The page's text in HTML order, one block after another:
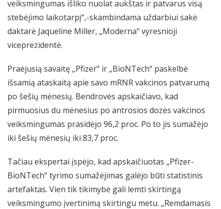
veiksmingumas išliko nuolat aukštas ir patvarus visą
stebėjimo laikotarpį“,-skambindama uždarbiui sakė
daktarė Jaqueline Miller, „Moderna“ vyresnioji
viceprezidentė.
Praėjusią savaitę „Pfizer“ ir „BioNTech“ paskelbė
išsamią ataskaitą apie savo mRNR vakcinos patvarumą
po šešių mėnesių. Bendrovės apskaičiavo, kad
pirmuosius du mėnesius po antrosios dozės vakcinos
veiksmingumas prasidėjo 96,2 proc. Po to jis sumažėjo
iki šešių mėnesių iki 83,7 proc.
Tačiau ekspertai įspėjo, kad apskaičiuotas „Pfizer-
BioNTech“ tyrimo sumažėjimas galėjo būti statistinis
artefaktas. Vien tik tikimybė gali lemti skirtingą
veiksmingumo įvertinimą skirtingu metu. „Remdamasis